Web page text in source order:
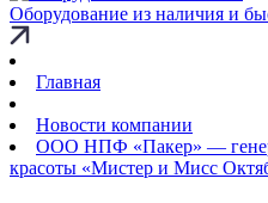
Оборудование из наличия и
Главная
Новости компании
ООО НПФ «Пакер» —
красоты «Мистер и Мисс